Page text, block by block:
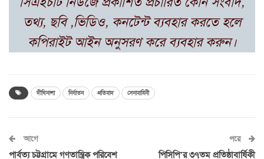
তথ্য, ছবি ,ভিডিও, কনটেন্ট ব্যবহার করতে হলে
কপিরাইট আইন অনুসরণ করে ব্যবহার করুন।
দীঘিনালা নির্যাতন প্রতিবাদ সেনাবাহিনী
আগে
পার্বত্য চট্টগ্রামে গণতান্ত্রিক পরিবেশ
পরে
পিসিপি’র ৩৭তম প্রতিষ্ঠাবার্ষিকী